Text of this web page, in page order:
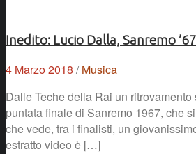
Inedito: Lucio Dalla, Sanremo ’67
4 Marzo 2018 / Musica
Dalle Teche della Rai un
puntata finale di Sanremo 1967, che
che vede, tra i finalisti, un
estratto video è […]